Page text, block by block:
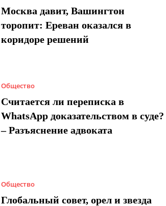
Москва давит, Вашингтон
торопит: Ереван оказался в
коридоре решений
Общество
Считается ли переписка в
WhatsApp доказательством в суде?
– Разъяснение адвоката
Общество
Глобальный совет, орел и звезда